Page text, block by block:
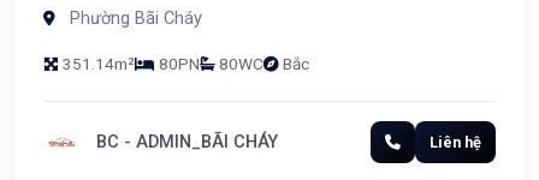
TỈNH QUẢNG NINH
Phường Bãi Cháy
351.14m² 80PN 80WC Bắc
BC - ADMIN_BÃI CHÁY Liên hệ